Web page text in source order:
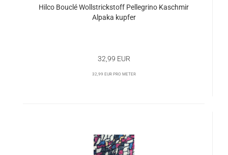
Hilco Bouclé Wollstrickstoff Pellegrino Kaschmir
Alpaka kupfer
32,99 EUR
32,99 EUR pro Meter